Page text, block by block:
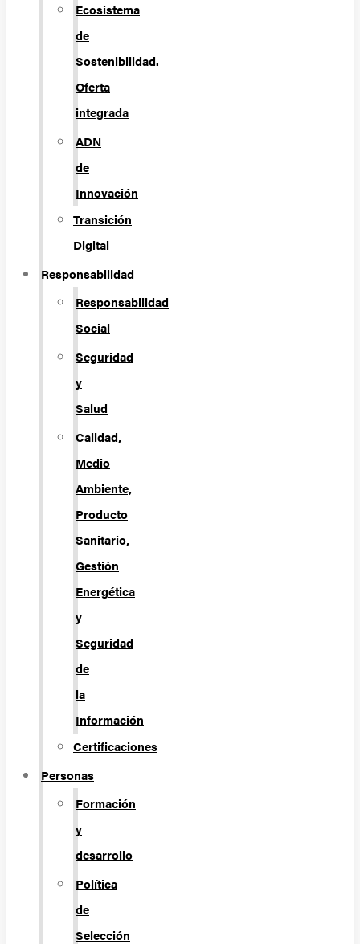
Ecosistema
de
Sostenibilidad.
Oferta
integrada
ADN
de
Innovación
Transición
Digital
Responsabilidad
Responsabilidad
Social
Seguridad
y
Salud
Calidad,
Medio
Ambiente,
Producto
Sanitario,
Gestión
Energética
y
Seguridad
de
la
Información
Certificaciones
Personas
Formación
y
desarrollo
Política
de
Selección